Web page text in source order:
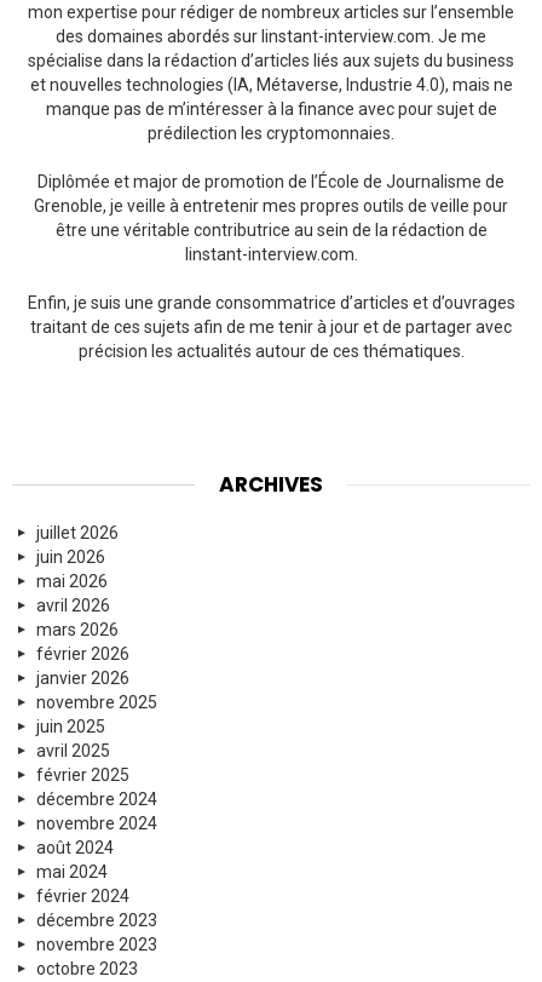
mon expertise pour rédiger de nombreux articles sur l’ensemble
des domaines abordés sur linstant-interview.com. Je me
spécialise dans la rédaction d’articles liés aux sujets du business
et nouvelles technologies (IA, Métaverse, Industrie 4.0), mais ne
manque pas de m’intéresser à la finance avec pour sujet de
prédilection les cryptomonnaies.
Diplômée et major de promotion de l’École de Journalisme de
Grenoble, je veille à entretenir mes propres outils de veille pour
être une véritable contributrice au sein de la rédaction de
linstant-interview.com.
Enfin, je suis une grande consommatrice d’articles et d’ouvrages
traitant de ces sujets afin de me tenir à jour et de partager avec
précision les actualités autour de ces thématiques.
ARCHIVES
juillet 2026
juin 2026
mai 2026
avril 2026
mars 2026
février 2026
janvier 2026
novembre 2025
juin 2025
avril 2025
février 2025
décembre 2024
novembre 2024
août 2024
mai 2024
février 2024
décembre 2023
novembre 2023
octobre 2023